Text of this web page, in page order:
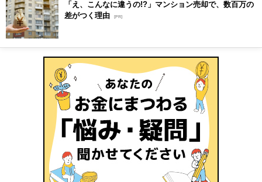
「え、こんなに違うの!?」マンション売却で、数百万の
差がつく理由 [PR]